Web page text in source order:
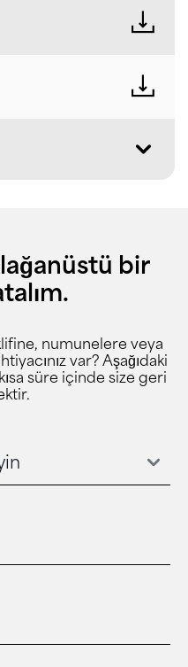
bir
numunelere veya
var? Aşağıdaki
süre içinde size geri